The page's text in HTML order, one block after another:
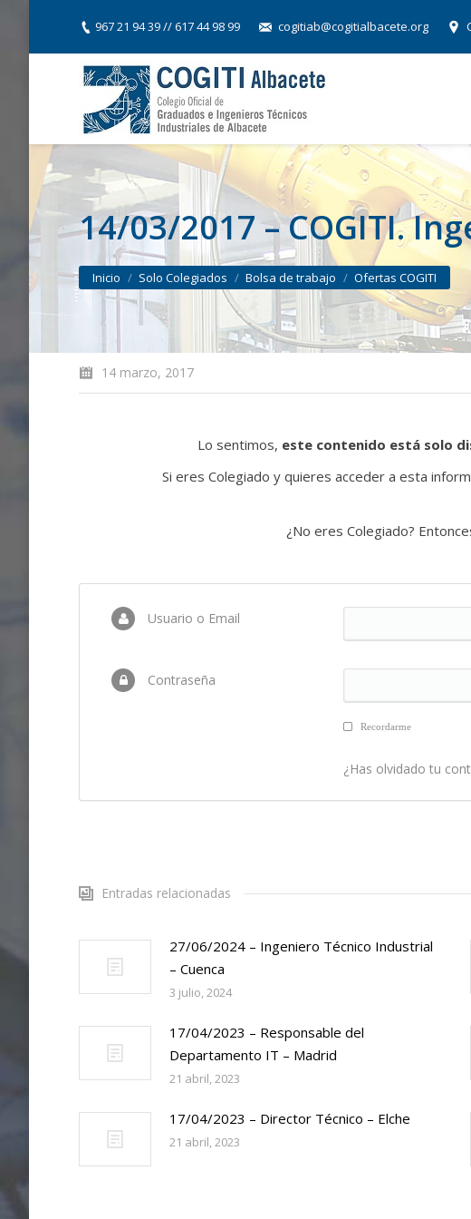
967 21 94 39 // 617 44 98 99 cogitiab@cogitialbacete.org
14/03/2017 – COGITI.
You are here:
Inicio Solo Colegiados Bolsa de trabajo Ofertas COGITI
14 marzo, 2017
Lo sentimos, este contenido está solo
Si eres Colegiado y quieres acceder a esta
¿No eres Colegiado?
Usuario o Email
Contraseña
Recordarme
¿Has olvidado tu
Entradas relacionadas
27/06/2024 – Ingeniero Técnico Industrial
– Cuenca
3 julio, 2024
17/04/2023 – Responsable del
Departamento IT – Madrid
21 abril, 2023
17/04/2023 – Director Técnico – Elche
21 abril, 2023